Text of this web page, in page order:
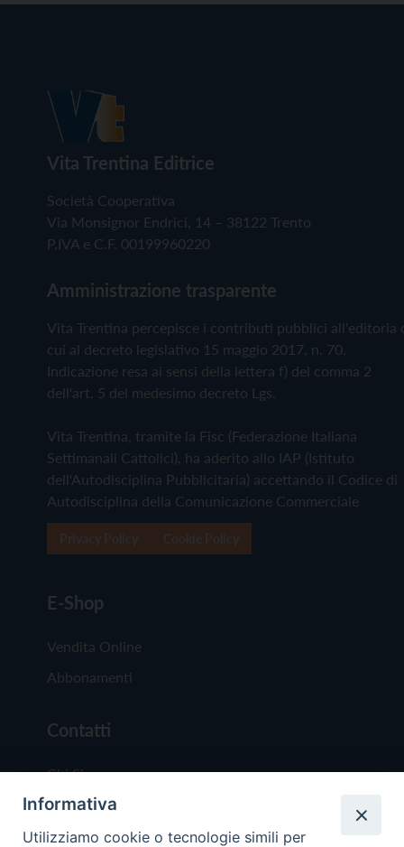
Vita Trentina Editrice
Società Cooperativa
Via Monsignor Endrici, 14 – 38122 Trento
P.IVA e C.F. 00199960220
Amministrazione trasparente
Vita Trentina percepisce i contributi pubblici all'editoria
cui al decreto legislativo 15 maggio 2017, n. 70.
Indicazione resa ai sensi della lettera f) del comma 2
dell'art. 5 del medesimo decreto Lgs.
Vita Trentina, tramite la Fisc (Federazione Italiana
Settimanali Cattolici), ha aderito allo IAP (Istituto
dell'Autodisciplina Pubblicitaria) accettando il Codice di
Autodisciplina della Comunicazione Commerciale
E-Shop
Vendita Online
Abbonamenti
Contatti
Chi Siamo
Redazione
Scrivici
Informativa
Utilizziamo cookie o tecnologie simili per